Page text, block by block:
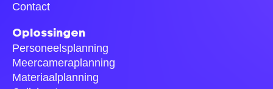
Contact
Oplossingen
Personeelsplanning
Meercameraplanning
Materiaalplanning